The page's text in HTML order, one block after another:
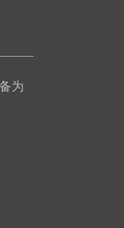
为